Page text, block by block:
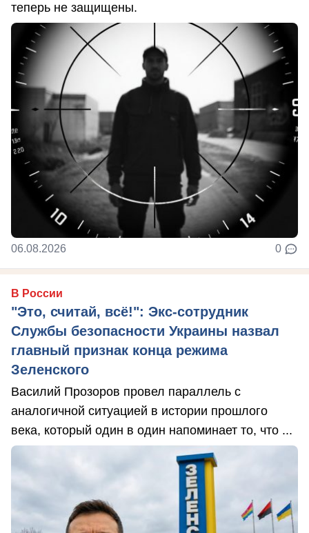
теперь не защищены.
06.08.2026 0
В России
"Это, считай, всё!": Экс-сотрудник
Службы безопасности Украины назвал
главный признак конца режима
Зеленского
Василий Прозоров провел параллель с
аналогичной ситуацией в истории прошлого
века, который один в один напоминает то, что ...